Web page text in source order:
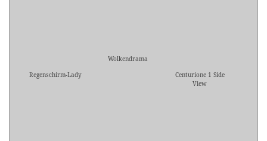
Regenschirm-Lady
Wolkendrama
Centurione 1 Side
View